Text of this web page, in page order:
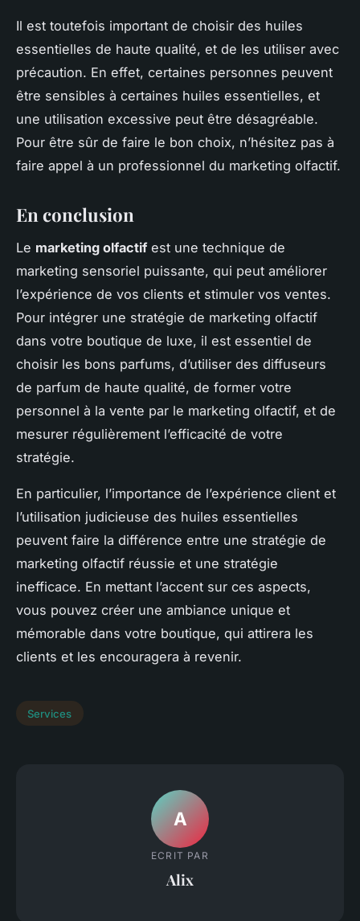
Il est toutefois important de choisir des huiles
essentielles de haute qualité, et de les utiliser avec
précaution. En effet, certaines personnes peuvent
être sensibles à certaines huiles essentielles, et
une utilisation excessive peut être désagréable.
Pour être sûr de faire le bon choix, n’hésitez pas à
faire appel à un professionnel du marketing olfactif.
En conclusion
Le marketing olfactifest une technique de
marketing sensoriel puissante, qui peut améliorer
l’expérience de vos clients et stimuler vos ventes.
Pour intégrer une stratégie de marketing olfactif
dans votre boutique de luxe, il est essentiel de
choisir les bons parfums, d’utiliser des diffuseurs
de parfum de haute qualité, de former votre
personnel à la vente par le marketing olfactif, et de
mesurer régulièrement l’efficacité de votre
stratégie.
En particulier, l’importance de l’expérience client et
l’utilisation judicieuse des huiles essentielles
peuvent faire la différence entre une stratégie de
marketing olfactif réussie et une stratégie
inefficace. En mettant l’accent sur ces aspects,
vous pouvez créer une ambiance unique et
mémorable dans votre boutique, qui attirera les
clients et les encouragera à revenir.
Services
A
ECRIT PAR
Alix